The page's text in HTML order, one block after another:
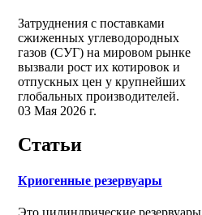
Затруднения с поставками
сжиженных углеводородных
газов (СУГ) на мировом рынке
вызвали рост их котировок и
отпускных цен у крупнейших
глобальных производителей.
03 Мая 2026 г.
Статьи
Криогенные резервуары
Это цилиндрические резервуары